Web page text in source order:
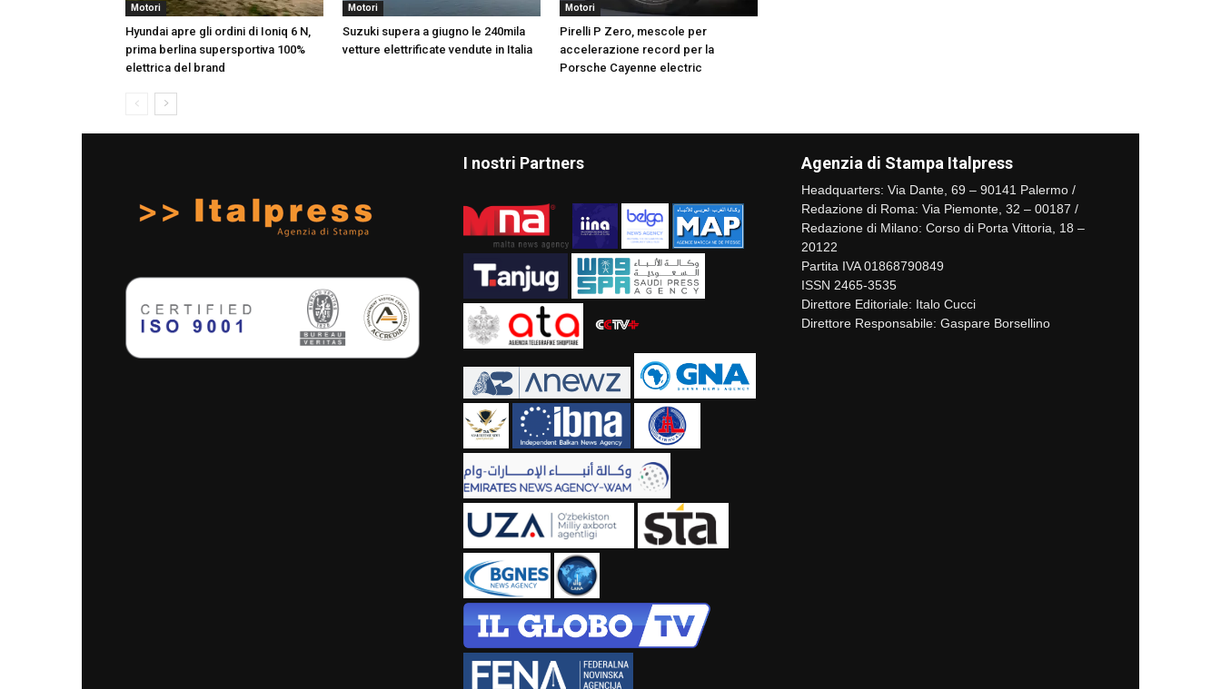
Motori
Hyundai apre gli ordini di Ioniq 6 N,
prima berlina supersportiva 100%
elettrica del brand
Motori
Suzuki supera a giugno le 240mila
vetture elettrificate vendute in Italia
Motori
Pirelli P Zero, mescole per
accelerazione record per la
Porsche Cayenne electric
I nostri Partners Agenzia di Stampa Italpress
Headquarters: Via Dante, 69 – 90141 Palermo /
Redazione di Roma: Via Piemonte, 32 – 00187 /
Redazione di Milano: Corso di Porta Vittoria, 18 –
20122
Partita IVA 01868790849
ISSN 2465-3535
Direttore Editoriale: Italo Cucci
Direttore Responsabile: Gaspare Borsellino